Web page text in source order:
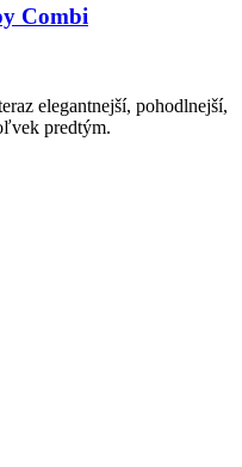
Combi
elegantnejší, pohodlnejší,
predtým.